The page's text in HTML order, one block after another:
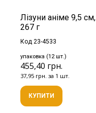
Лізуни аніме 9,5 см,
267 г
Код 23-4533
упаковка (12 шт.)
455,40 грн.
37,95 грн. за 1 шт.
КУПИТИ